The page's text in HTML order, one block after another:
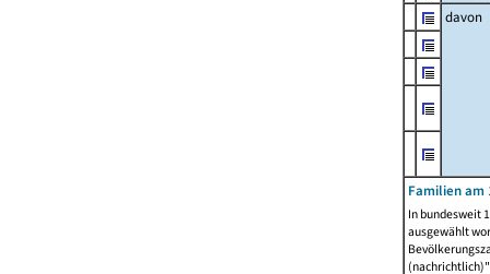
davon
Familien am
In bundesweit
ausgewählt